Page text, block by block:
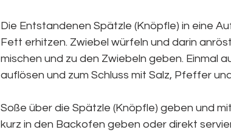
Die Entstandenen Spätzle (Knöpfle) in eine
Fett erhitzen. Zwiebel würfeln und darin
mischen und zu den Zwiebeln geben. Einmal
auflösen und zum Schluss mit Salz, Pfeffer
Soße über die Spätzle (Knöpfle) geben und
kurz in den Backofen geben oder direkt